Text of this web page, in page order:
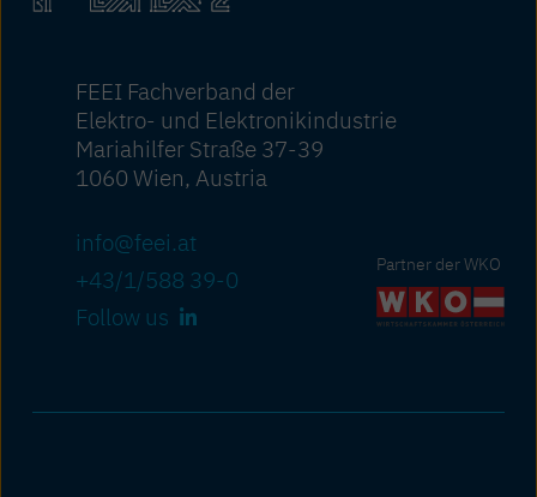
FEEI Fachverband der
Elektro- und Elektronikindustrie
Mariahilfer Straße 37-39
1060 Wien, Austria
info@feei.at
+43/1/588 39-0
Follow us
Partner der WKO